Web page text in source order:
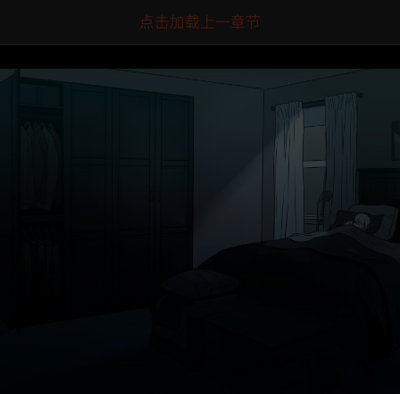
点击加载上一章节